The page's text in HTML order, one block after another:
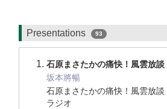
Presentations 93
石原まさたかの痛快！風雲放談
坂本將暢
石原まさたかの痛快！風雲放
ラジオ